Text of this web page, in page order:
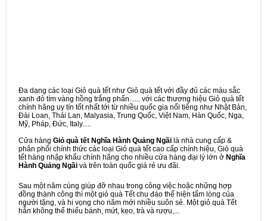
Đa dạng các loại Giỏ quà tết như Giỏ quà tết với đầy đủ các màu sắc
xanh đỏ tím vàng hồng trắng phấn...... với các thương hiệu Giỏ quà tết
chính hãng uy tín tốt nhất tới từ nhiều quốc gia nổi tiếng như Nhật Bản,
Đài Loan, Thái Lan, Malyasia, Trung Quốc, Việt Nam, Hàn Quốc, Nga,
Mỹ, Pháp, Đức, Italy.....
Cửa hàng Giỏ quà tết Nghĩa Hành Quảng Ngãi là nhà cung cấp &
phân phối chính thức các loại Giỏ quà tết cao cấp chính hiệu, Giỏ quà
tết hàng nhập khẩu chính hãng cho nhiều cửa hàng đại lý lớn ở Nghĩa
Hành Quảng Ngãi và trên toàn quốc giá rẻ ưu đãi.
Sau một năm cùng giúp đỡ nhau trong công việc hoặc những hợp
đồng thành công thì một giỏ quà Tết chu đáo thể hiện tấm lòng của
người tặng, và hi vọng cho năm mới nhiều suôn sẻ. Một giỏ quà Tết
hẳn không thể thiếu bánh, mứt, kẹo, trà và rượu,...